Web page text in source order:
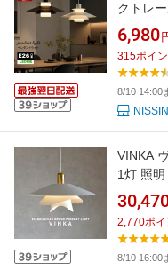
クトレ
ン リビ
天井 1
欧風 簡
和室 照
6,980
315ポイン
8/10 14:00
VINKA
1灯 照
ング キ
ェ 北欧
愛い お
4181-3
2,770ポイ
8/10 16:00